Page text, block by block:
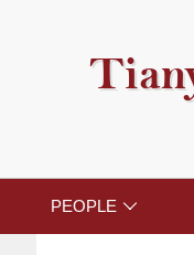
PEOPLE 